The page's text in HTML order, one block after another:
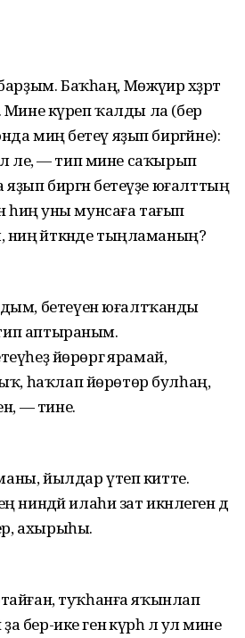
Баҡһаң, Мөжәүир хәҙрәт
Мине күреп ҡалды ла (бер
миңә бетеү яҙып биргәйне):
әле, — тип мине саҡырып
биргән бетеүҙе юғалттың
һиңә уны мунсаға тағып
әйткәнде тыңламаның?
бетеүен юғалтҡанды
аптыраным.
йөрөргә ярамай,
һаҡлап йөрөтөр булһаң,
— тине.
йылдар үтеп китте.
ниндәй илаһи зат икәнлеген дә
ахырыһы.
туҡһанға яҡынлап
бер-ике генә күрһә лә ул мине